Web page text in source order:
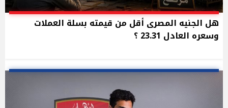
هل الجنيه المصرى أقل من قيمته بسلة العملات
وسعره العادل 23.31 ؟